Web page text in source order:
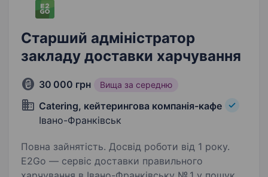
Старший адміністратор
закладу доставки харчування
30 000 грн Вища за середню
Catering, кейтерингова компанія-кафе
Івано-Франківськ
Повна зайнятість. Досвід роботи від 1 року.
E2Go — сервіс доставки правильного